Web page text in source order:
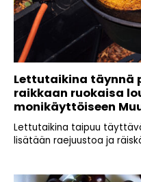
Lettutaikina täynnä
raikkaan ruokaisa
monikäyttöiseen
Lettutaikina taipuu
lisätään raejuustoa ja